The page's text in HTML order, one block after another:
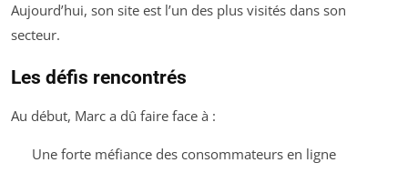
Aujourd’hui, son site est l’un des plus visités dans son
secteur.
Les défis rencontrés
Au début, Marc a dû faire face à :
Une forte méfiance des consommateurs en ligne